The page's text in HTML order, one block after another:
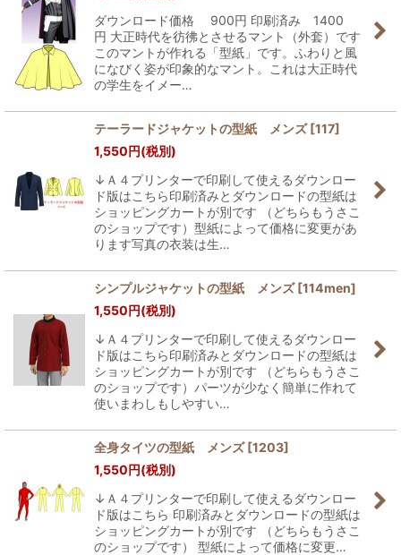
ダウンロード価格 900円 印刷済み 1400
円 大正時代を彷彿とさせるマント（外套）です
このマントが作れる「型紙」です。ふわりと風
になびく姿が印象的なマント。これは大正時代
の学生をイメー…
テーラードジャケットの型紙 メンズ [117]
1,550円(税別)
↓Ａ４プリンターで印刷して使えるダウンロー
ド版はこちら印刷済みとダウンロードの型紙は
ショッピングカートが別です （どちらもうさこ
のショップです）型紙によって価格に変更があ
ります写真の衣装は生…
シンプルジャケットの型紙 メンズ [114men]
1,550円(税別)
↓Ａ４プリンターで印刷して使えるダウンロー
ド版はこちら印刷済みとダウンロードの型紙は
ショッピングカートが別です （どちらもうさこ
のショップです）パーツが少なく簡単に作れて
使いまわしもしやすい…
全身タイツの型紙 メンズ [1203]
1,550円(税別)
↓Ａ４プリンターで印刷して使えるダウンロー
ド版はこちら 印刷済みとダウンロードの型紙は
ショッピングカートが別です （どちらもうさこ
のショップです） 型紙によって価格に変更…